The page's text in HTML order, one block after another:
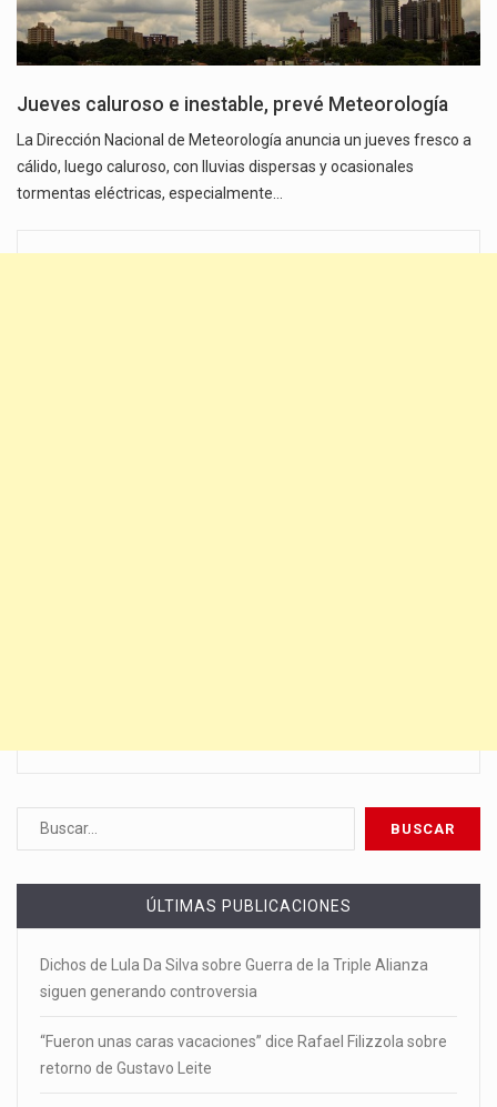
Jueves caluroso e inestable, prevé Meteorología
La Dirección Nacional de Meteorología anuncia un jueves fresco a
cálido, luego caluroso, con lluvias dispersas y ocasionales
tormentas eléctricas, especialmente…
ÚLTIMAS PUBLICACIONES
Dichos de Lula Da Silva sobre Guerra de la Triple Alianza
siguen generando controversia
“Fueron unas caras vacaciones” dice Rafael Filizzola sobre
retorno de Gustavo Leite